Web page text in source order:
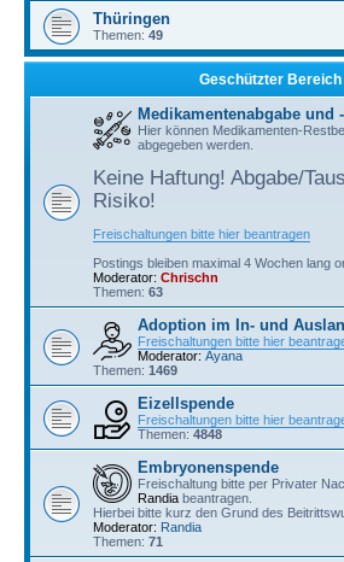
Thüringen
Themen: 49
Geschützter Bereich
Medikamentenabgabe und
Hier können Medikamenten-
abgegeben werden.
Keine Haftung! Abgabe/
Risiko!
Freischaltungen bitte hier beantragen
Postings bleiben maximal 4 Wochen lang
Moderator: Chrischn
Themen: 63
Adoption im In- und
Freischaltungen bitte hier
Moderator: Ayana
Themen: 1469
Eizellspende
Freischaltungen bitte hier
Themen: 4848
Embryonenspende
Freischaltung bitte per Privater
Randia beantragen.
Hierbei bitte kurz den Grund des
Moderator: Randia
Themen: 71